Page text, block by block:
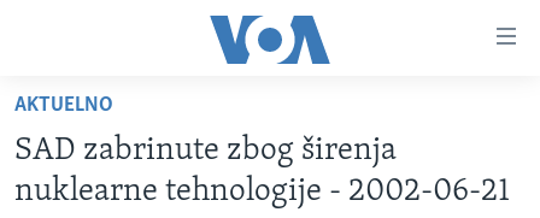
glavni
sadržaj
na
NASLOVNA
RUBRIKE
AKTUELNO
SAD zabrinute zbog širenja
nuklearne tehnologije - 2002-06-21